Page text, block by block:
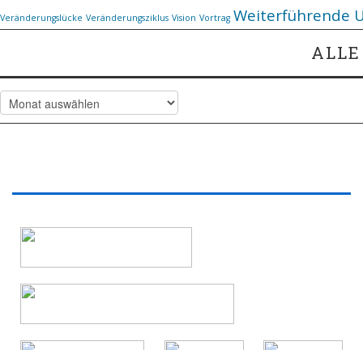
Veränderungslücke Veränderungsziklus Vision Vortrag Weiterführende